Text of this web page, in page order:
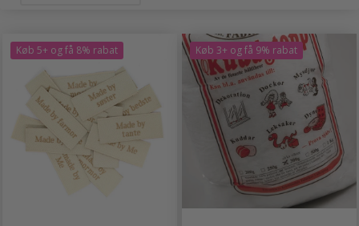
Køb 5+ og få 8% rabat Køb 3+ og få 9% rabat